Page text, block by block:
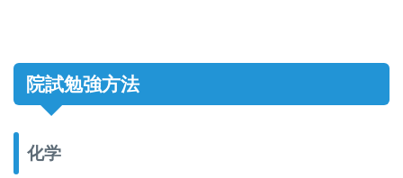
院試勉強方法
化学